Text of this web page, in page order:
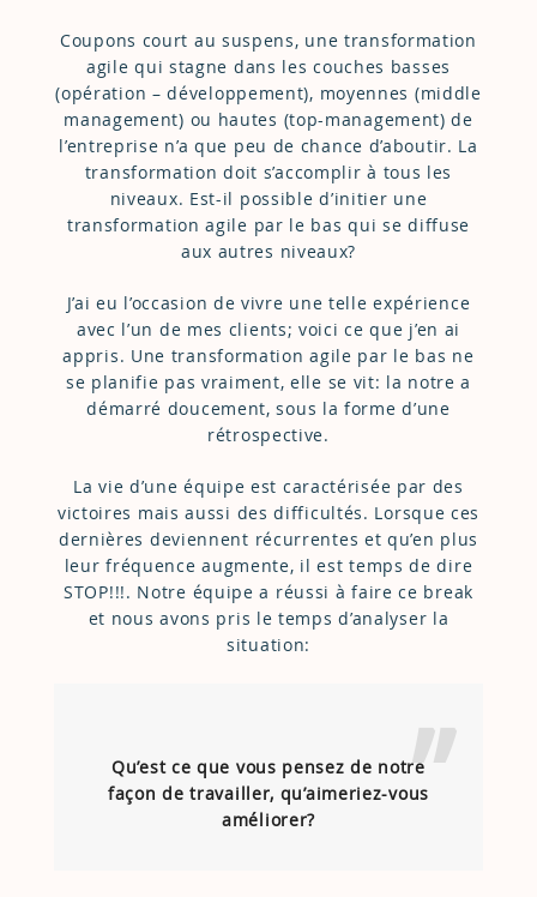
Coupons court au suspens, une transformation
agile qui stagne dans les couches basses
(opération – développement), moyennes (middle
management) ou hautes (top-management) de
l’entreprise n’a que peu de chance d’aboutir. La
transformation doit s’accomplir à tous les
niveaux. Est-il possible d’initier une
transformation agile par le bas qui se diffuse
aux autres niveaux?
J’ai eu l’occasion de vivre une telle expérience
avec l’un de mes clients; voici ce que j’en ai
appris. Une transformation agile par le bas ne
se planifie pas vraiment, elle se vit: la notre a
démarré doucement, sous la forme d’une
rétrospective.
La vie d’une équipe est caractérisée par des
victoires mais aussi des difficultés. Lorsque ces
dernières deviennent récurrentes et qu’en plus
leur fréquence augmente, il est temps de dire
STOP!!!. Notre équipe a réussi à faire ce break
et nous avons pris le temps d’analyser la
situation:
Qu’est ce que vous pensez de notre
façon de travailler, qu’aimeriez-vous
améliorer?